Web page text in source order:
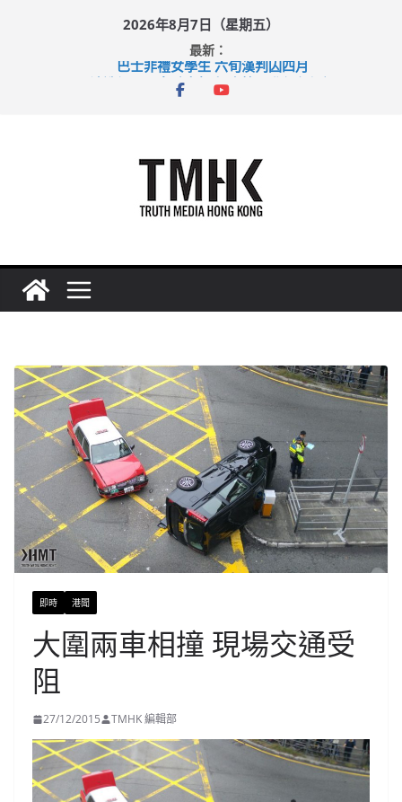
2026年8月7日（星期五）
最新：
巴士非禮女學生 六旬漢判囚四月
涉造假公屋富戶申報表 倉管員准保釋候訊
即時 港聞
大圍兩車相撞 現場交通受
阻
27/12/2015 TMHK 編輯部